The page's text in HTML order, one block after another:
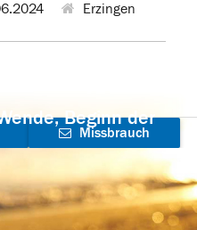
Erzingen
Beginn der
Missbrauch